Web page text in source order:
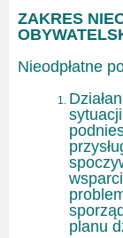
ZAKRES
Nieodpłatne
planu